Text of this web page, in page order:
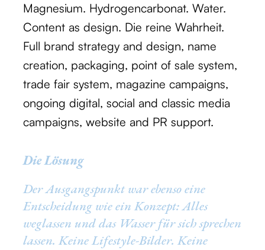
Magnesium. Hydrogencarbonat. Water.
Content as design. Die reine Wahrheit.
Full brand strategy and design, name
creation, packaging, point of sale system,
trade fair system, magazine campaigns,
ongoing digital, social and classic media
campaigns, website and PR support.
Der Ausgangspunkt war ebenso eine
Entscheidung wie ein Konzept: Alles
weglassen und das Wasser für sich sprechen
lassen. Keine Lifestyle-Bilder. Keine
Die Lösung